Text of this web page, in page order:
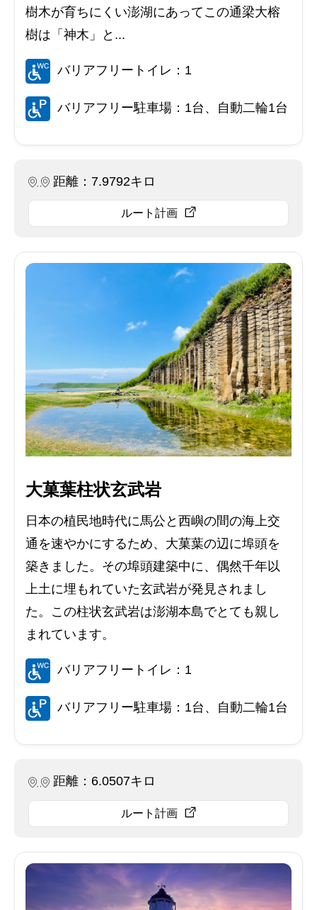
樹木が育ちにくい澎湖にあってこの通梁大榕
樹は「神木」と...
バリアフリートイレ：1
バリアフリー駐車場：1台、自動二輪1台
距離：7.9792キロ
ルート計画
大菓葉柱状玄武岩
日本の植民地時代に馬公と西嶼の間の海上交
通を速やかにするため、大菓葉の辺に埠頭を
築きました。その埠頭建築中に、偶然千年以
上土に埋もれていた玄武岩が発見されまし
た。この柱状玄武岩は澎湖本島でとても親し
まれています。
バリアフリートイレ：1
バリアフリー駐車場：1台、自動二輪1台
距離：6.0507キロ
ルート計画